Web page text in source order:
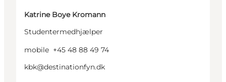
Katrine Boye Kromann
Studentermedhjælper
mobile +45 48 88 49 74
kbk@destinationfyn.dk